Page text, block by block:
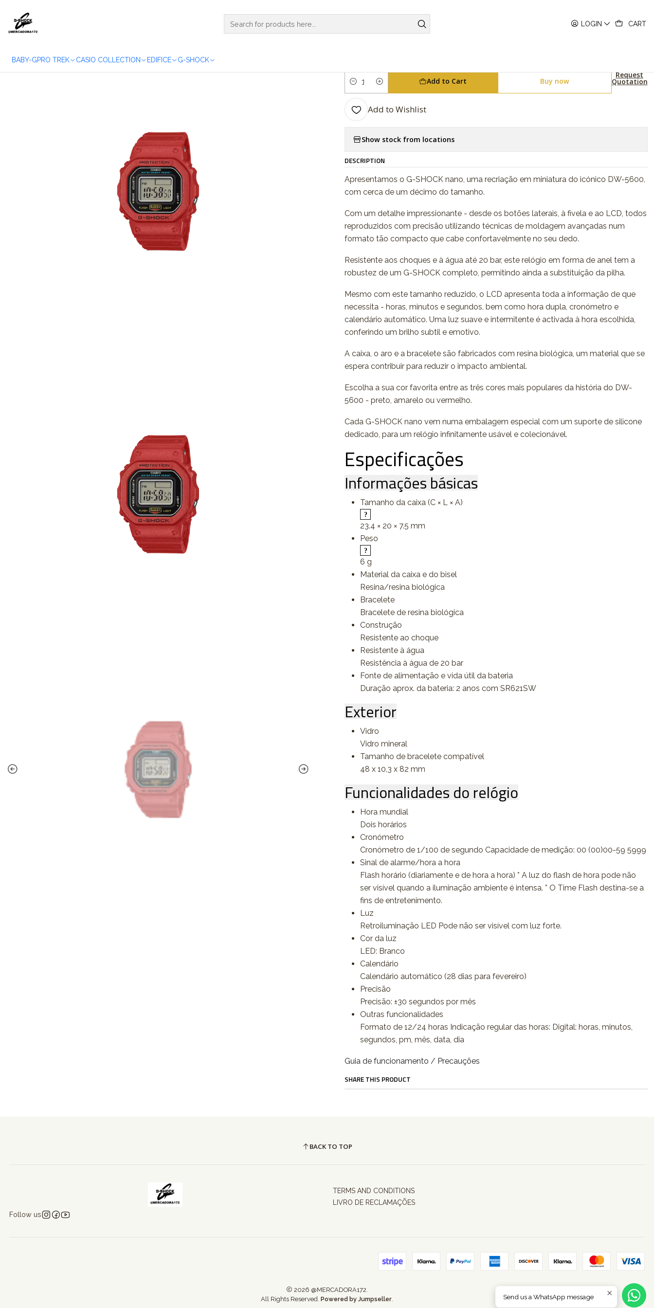
LOGIN CART
BABY-GPRO TREK CASIO COLLECTION EDIFICE G-SHOCK
Quantity
Add to Cart Buy now
Request
Quotation
Add to Wishlist
Show stock from locations
DESCRIPTION
Apresentamos o G-SHOCK nano, uma recriação em miniatura do icónico DW-5600,
com cerca de um décimo do tamanho.
Com um detalhe impressionante - desde os botões laterais, à fivela e ao LCD, todos
reproduzidos com precisão utilizando técnicas de moldagem avançadas num
formato tão compacto que cabe confortavelmente no seu dedo.
Resistente aos choques e à água até 20 bar, este relógio em forma de anel tem a
robustez de um G-SHOCK completo, permitindo ainda a substituição da pilha.
Mesmo com este tamanho reduzido, o LCD apresenta toda a informação de que
necessita - horas, minutos e segundos, bem como hora dupla, cronómetro e
calendário automático. Uma luz suave e intermitente é activada à hora escolhida,
conferindo um brilho subtil e emotivo.
A caixa, o aro e a bracelete são fabricados com resina biológica, um material que se
espera contribuir para reduzir o impacto ambiental.
Escolha a sua cor favorita entre as três cores mais populares da história do DW-
5600 - preto, amarelo ou vermelho.
Cada G-SHOCK nano vem numa embalagem especial com um suporte de silicone
dedicado, para um relógio infinitamente usável e colecionável.
Especificações
Informações básicas
Tamanho da caixa (C × L × A)
23.4 × 20 × 7.5 mm
Peso
6 g
Material da caixa e do bisel
Resina/resina biológica
Bracelete
Bracelete de resina biológica
Construção
Resistente ao choque
Resistente à água
Resistência à água de 20 bar
Fonte de alimentação e vida útil da bateria
Duração aprox. da bateria: 2 anos com SR621SW
Exterior
Vidro
Vidro mineral
Tamanho de bracelete compatível
48 x 10,3 x 82 mm
Funcionalidades do relógio
Hora mundial
Dois horários
Cronómetro
Cronómetro de 1/100 de segundo Capacidade de medição: 00 (00)00-59 5999
Sinal de alarme/hora a hora
Flash horário (diariamente e de hora a hora) * A luz do flash de hora pode não
ser visível quando a iluminação ambiente é intensa. * O Time Flash destina-se a
fins de entretenimento.
Luz
Retroiluminação LED Pode não ser visível com luz forte.
Cor da luz
LED: Branco
Calendário
Calendário automático (28 dias para fevereiro)
Precisão
Precisão: ±30 segundos por mês
Outras funcionalidades
Formato de 12/24 horas Indicação regular das horas: Digital: horas, minutos,
segundos, pm, mês, data, dia
Guia de funcionamento / Precauções
SHARE THIS PRODUCT
BACK TO TOP
Follow us
TERMS AND CONDITIONS
LIVRO DE RECLAMAÇÕES
2026 @MERCADORA172.
All Rights Reserved. Powered by Jumpseller. Send us a WhatsApp message